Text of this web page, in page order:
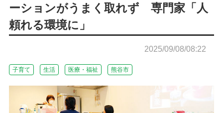
ーションがうまく取れず 専門家「人
頼れる環境に」
2025/09/08/08:22
子育て 生活 医療・福祉 熊谷市